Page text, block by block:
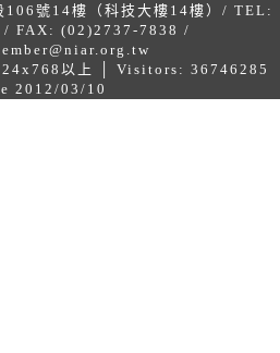
106號14樓（科技大樓14樓）/ TEL:
FAX: (02)2737-7838 /
以上 │ Visitors: 36746285
2012/03/10